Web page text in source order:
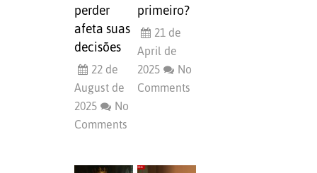
perder
afeta suas
decisões
22 de
August de
2025
No
Comments
primeiro?
21 de
April de
2025
No
Comments